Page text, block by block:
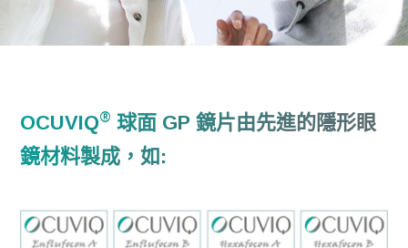
OCUVIQ® 球面 GP 鏡片由先進的隱形眼
鏡材料製成，如: